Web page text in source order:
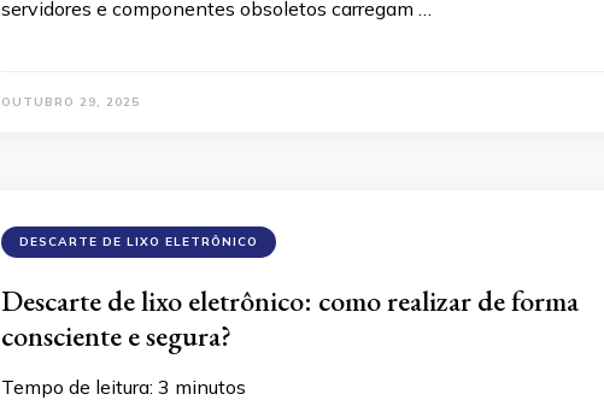
servidores e componentes obsoletos carregam …
OUTUBRO 29, 2025
DESCARTE DE LIXO ELETRÔNICO
Descarte de lixo eletrônico: como realizar de forma
consciente e segura?
Tempo de leitura: 3 minutos